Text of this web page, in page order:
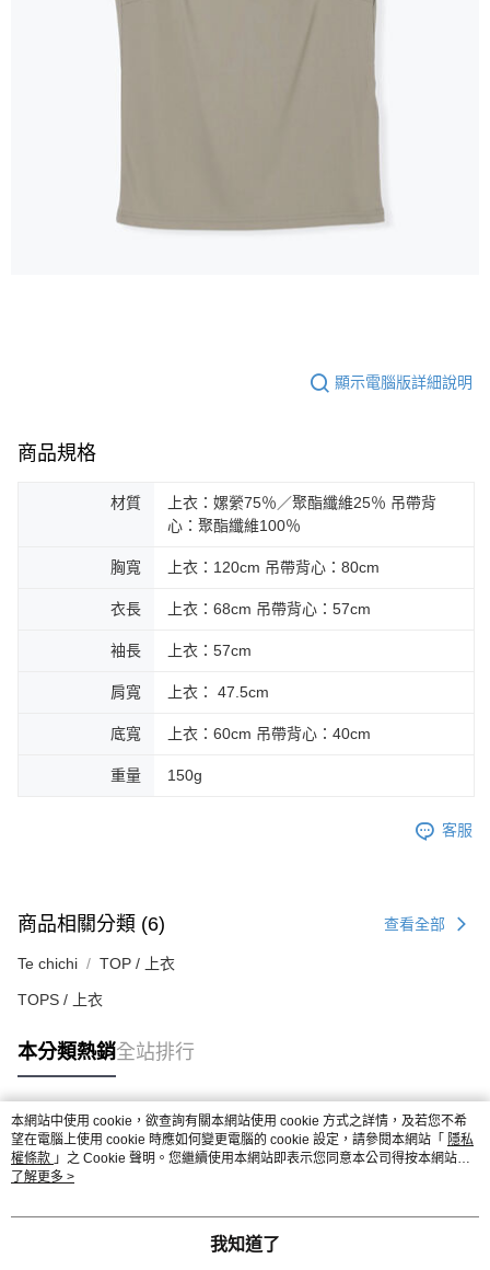
顯示電腦版詳細說明
商品規格
材質
上衣：嫘縈75％／聚酯纖維25％ 吊帶背
心：聚酯纖維100％
胸寬 上衣：120cm 吊帶背心：80cm
衣長 上衣：68cm 吊帶背心：57cm
袖長 上衣：57cm
肩寬 上衣： 47.5cm
底寬 上衣：60cm 吊帶背心：40cm
重量 150g
客服
商品相關分類 (6) 查看全部
Te chichi TOP / 上衣
TOPS / 上衣
本分類熱銷全站排行
熱門標籤
本網站中使用 cookie，欲查詢有關本網站使用 cookie 方式之詳情，及若您不希
望在電腦上使用 cookie 時應如何變更電腦的 cookie 設定，請參閱本網站「 隱私
權條款 」之 Cookie 聲明。您繼續使用本網站即表示您同意本公司得按本網站使
用條款之 Cookie 聲明使用 cookie。
了解更多 >
我知道了